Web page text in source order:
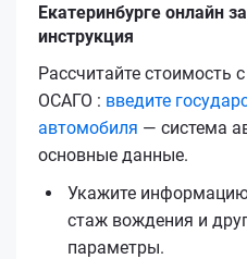
Екатеринбурге онлайн
инструкция
Рассчитайте стоимость
ОСАГО : введите
автомобиля — система
основные данные.
Укажите
стаж вождения и
параметры.